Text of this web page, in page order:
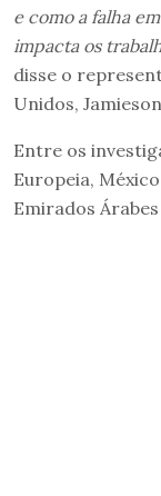
e como a falha
impacta os
disse o
Unidos,
Entre os
Europeia,
Emirados